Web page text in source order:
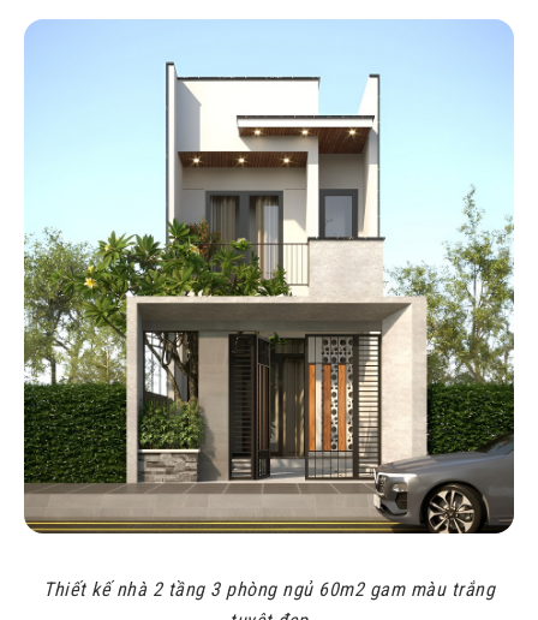
Thiết kế nhà 2 tầng 3 phòng ngủ 60m2 gam màu trắng